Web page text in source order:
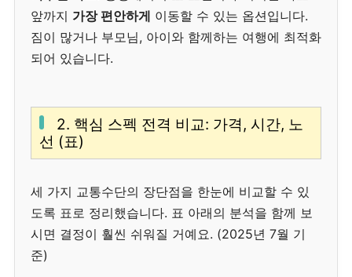
앞까지 가장 편안하게 이동할 수 있는 옵션입니다.
짐이 많거나 부모님, 아이와 함께하는 여행에 최적화
되어 있습니다.
2. 핵심 스펙 전격 비교: 가격, 시간, 노
선 (표)
세 가지 교통수단의 장단점을 한눈에 비교할 수 있
도록 표로 정리했습니다. 표 아래의 분석을 함께 보
시면 결정이 훨씬 쉬워질 거예요. (2025년 7월 기
준)